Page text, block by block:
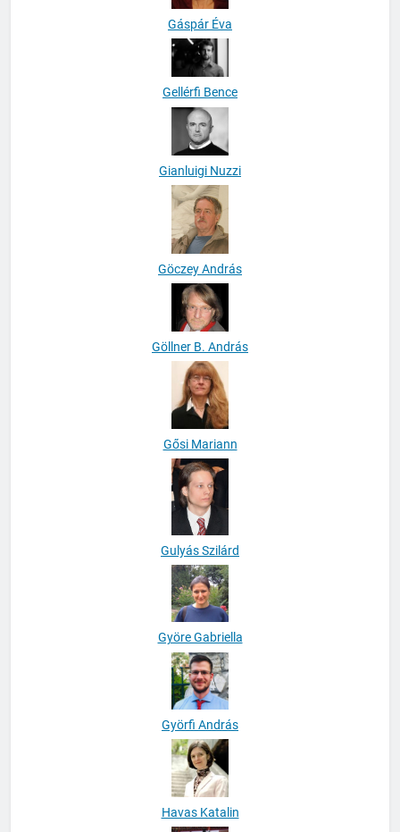
Gáspár Éva
Gellérfi Bence
Gianluigi Nuzzi
Göczey András
Göllner B. András
Gősi Mariann
Gulyás Szilárd
Györe Gabriella
Györfi András
Havas Katalin